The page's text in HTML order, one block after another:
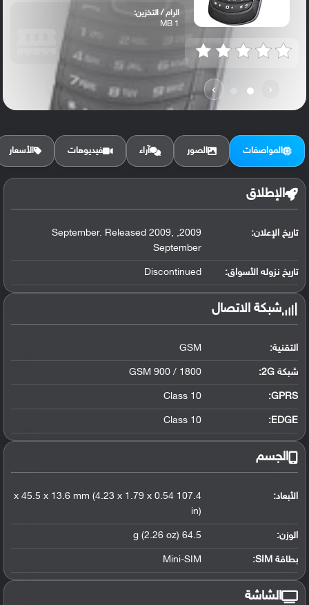
‹
›
الرام / التخزين:
1 MB
المواصفات الصور آراء فيديوهات الأسعار
الإطلاق
تاريخ الإعلان:
2009, September. Released 2009,
September
تاريخ نزوله الأسواق: Discontinued
شبكة الاتصال
التقنية: GSM
شبكة 2G: GSM 900 / 1800
GPRS:
Class 10
EDGE:
Class 10
الجسم
الأبعاد:
107.4 x 45.5 x 13.6 mm (4.23 x 1.79 x 0.54
in)
الوزن: 64.5 g (2.26 oz)
بطاقة SIM: Mini-SIM
الشاشة